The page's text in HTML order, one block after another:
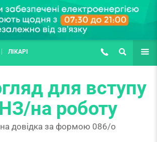
ЛІКАРІ (067) 127-03-03
ПОШУК ЩЕ
для вступу
на роботу
довідка за формою 086/о